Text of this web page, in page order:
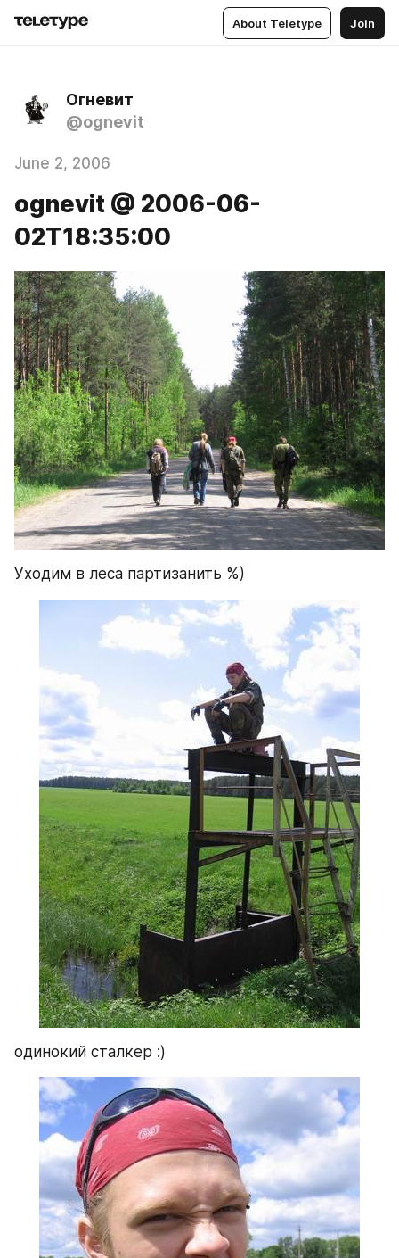
About Teletype Join
Огневит
@ognevit
June 2, 2006
ognevit @ 2006-06-
02T18:35:00
Уходим в леса партизанить %)
одинокий сталкер :)